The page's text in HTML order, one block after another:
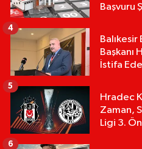
Başvuru
Başkanı
İstifa
4
Hradec
Zaman,
Ligi 3.
5
6